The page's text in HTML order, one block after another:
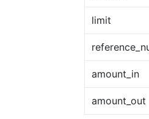
limit
amount_in
amount_out